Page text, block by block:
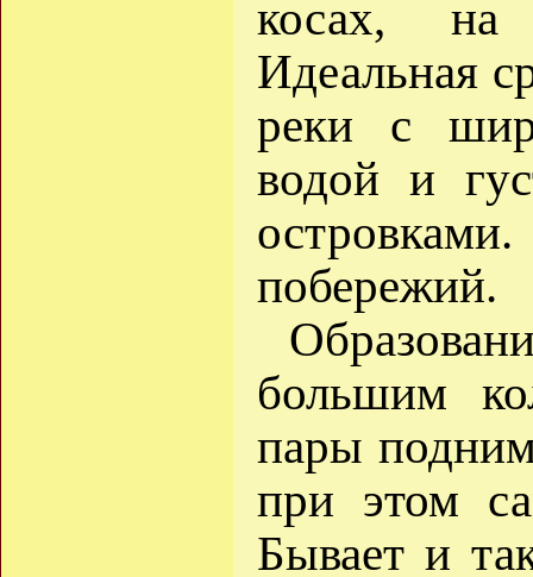
косах, на
Идеальная
реки с
водой и
побережий.
большим
пары
при этом
Бывает и